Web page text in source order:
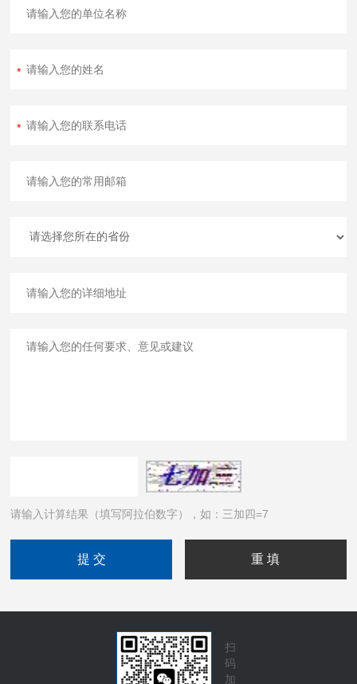
请输入计算结果（填写阿拉伯数字），如：三加四=7
扫
码
加